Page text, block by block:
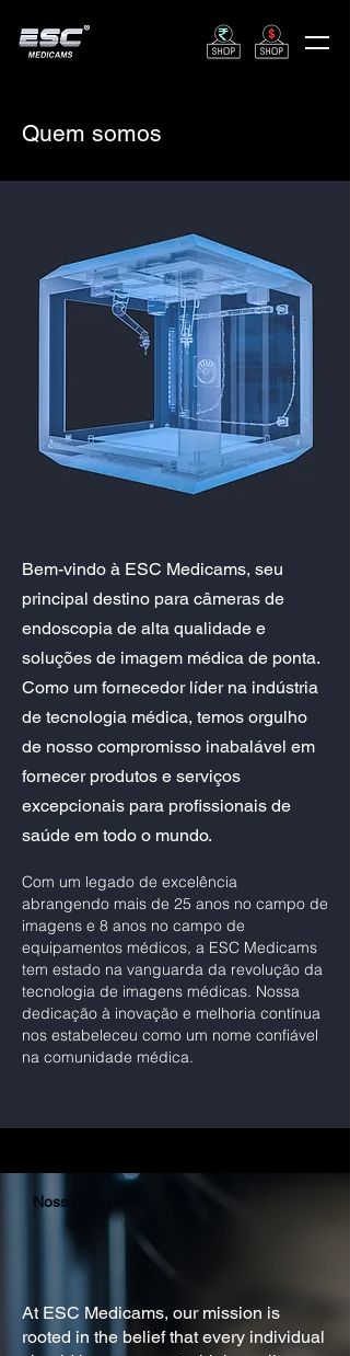
Quem somos
Bem-vindo à ESC Medicams, seu
principal destino para câmeras de
endoscopia de alta qualidade e
soluções de imagem médica de ponta.
Como um fornecedor líder na indústria
de tecnologia médica, temos orgulho
de nosso compromisso inabalável em
fornecer produtos e serviços
excepcionais para profissionais de
saúde em todo o mundo.
Com um legado de excelência
abrangendo mais de 25 anos no campo de
imagens e 8 anos no campo de
equipamentos médicos, a ESC Medicams
tem estado na vanguarda da revolução da
tecnologia de imagens médicas. Nossa
dedicação à inovação e melhoria contínua
nos estabeleceu como um nome confiável
na comunidade médica.
Nossa Missão
At ESC Medicams, our mission is
rooted in the belief that every individual